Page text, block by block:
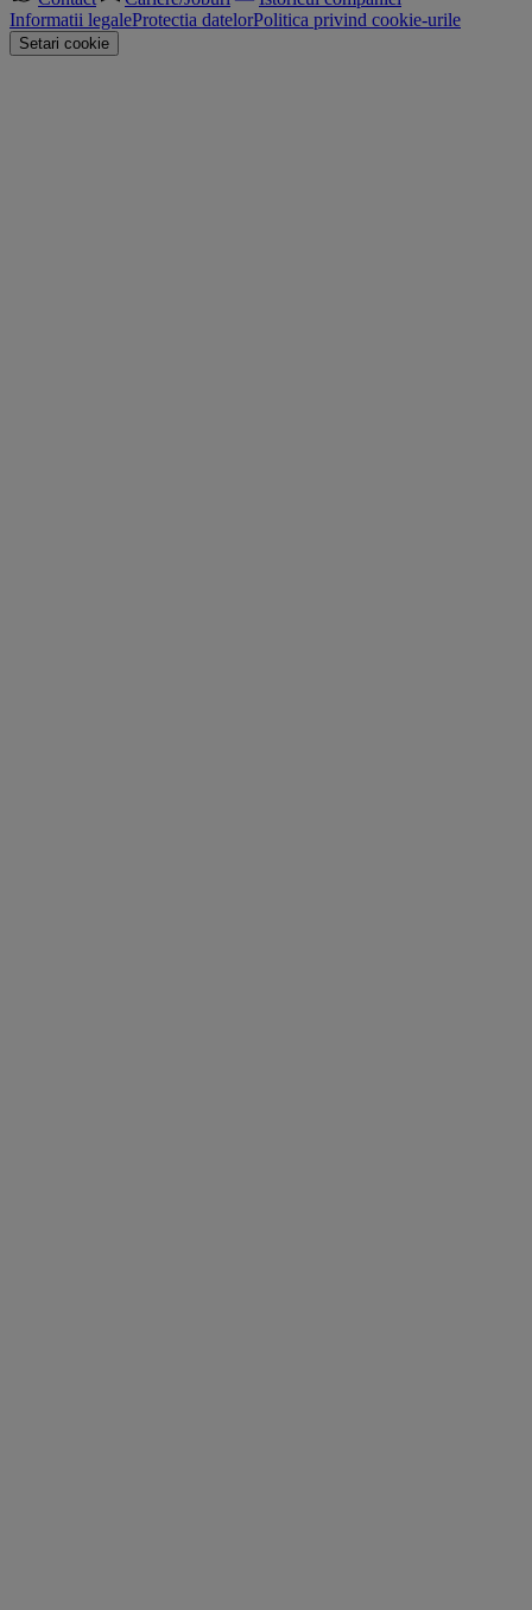
Informatii legaleProtectia datelorPolitica privind cookie-urile
Setari cookie